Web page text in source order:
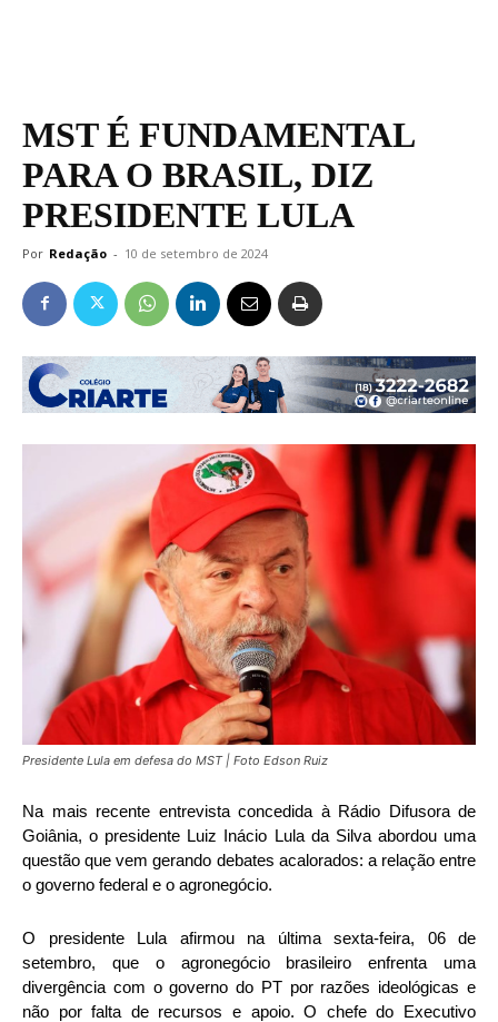
MST É FUNDAMENTAL
PARA O BRASIL, DIZ
PRESIDENTE LULA
Por Redação - 10 de setembro de 2024
Presidente Lula em defesa do MST | Foto Edson Ruiz
Na mais recente entrevista concedida à Rádio Difusora de
Goiânia, o presidente Luiz Inácio Lula da Silva abordou uma
questão que vem gerando debates acalorados: a relação entre
o governo federal e o agronegócio.
O presidente Lula afirmou na última sexta-feira, 06 de
setembro, que o agronegócio brasileiro enfrenta uma
divergência com o governo do PT por razões ideológicas e
não por falta de recursos e apoio. O chefe do Executivo